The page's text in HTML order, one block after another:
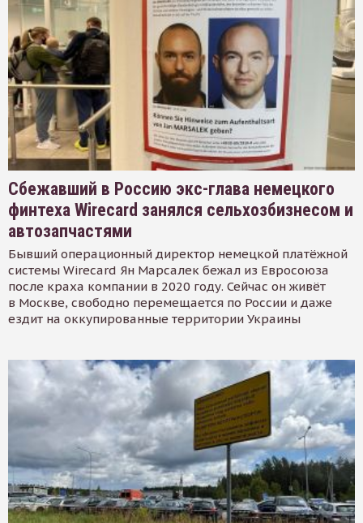
Сбежавший в Россию экс-глава немецкого
финтеха Wirecard занялся сельхозбизнесом и
автозапчастями
Бывший операционный директор немецкой платёжной
системы Wirecard Ян Марсалек бежал из Евросоюза
после краха компании в 2020 году. Сейчас он живёт
в Москве, свободно перемещается по России и даже
ездит на оккупированные территории Украины